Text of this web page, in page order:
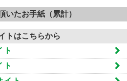
いたお手紙（累計）
トはこちらから
ト
ト